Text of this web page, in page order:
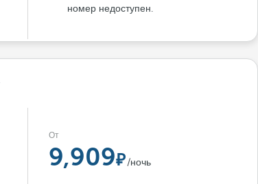
номер недоступен.
От
9,909 /ночь